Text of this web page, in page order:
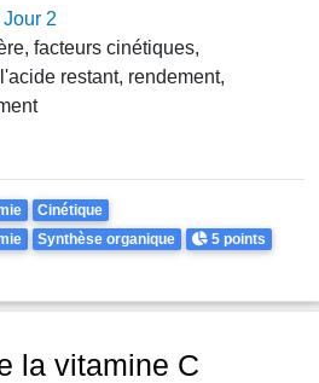
2
facteurs cinétiques,
restant, rendement,
Cinétique
Synthèse organique Points
5 points
la vitamine C